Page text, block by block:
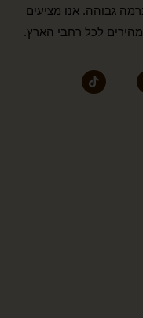
גבוהה. אנו מציעים
מהירים לכל רחבי הארץ.